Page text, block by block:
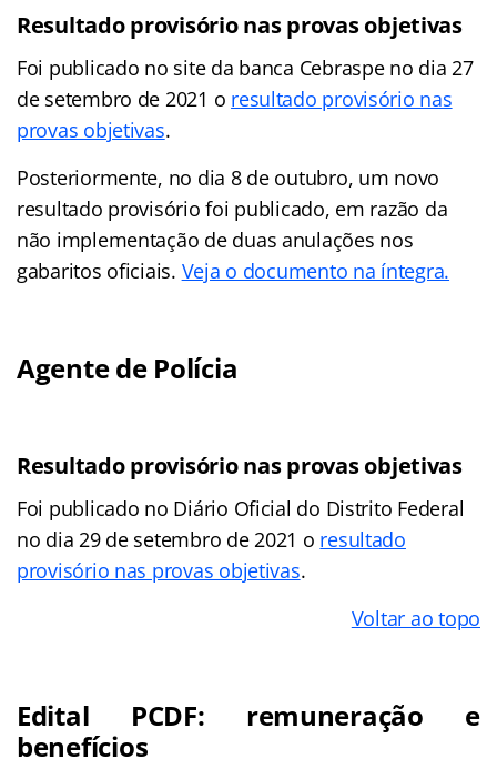
Resultado provisório nas provas objetivas
Foi publicado no site da banca Cebraspe no dia 27
de setembro de 2021 o resultado provisório nas
provas objetivas.
Posteriormente, no dia 8 de outubro, um novo
resultado provisório foi publicado, em razão da
não implementação de duas anulações nos
gabaritos oficiais. Veja o documento na íntegra.
Agente de Polícia
Resultado provisório nas provas objetivas
Foi publicado no Diário Oficial do Distrito Federal
no dia 29 de setembro de 2021 o resultado
provisório nas provas objetivas.
Voltar ao topo
Edital PCDF: remuneração e
benefícios